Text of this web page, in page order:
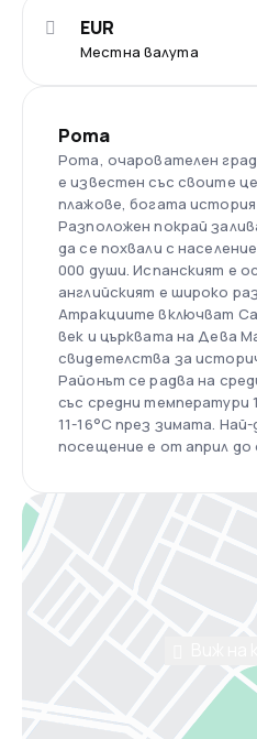
Местна валута
EUR
Рота
Рота, очарователен
е известен със своите
плажове, богата история
Разположен покрай
да се похвали с
000 души. Испанският е
английският е широко
Атракциите включват
век и църквата на Дева
свидетелства за
Районът се радва на
със средни температури
11-16°C през зимата.
посещение е от април до